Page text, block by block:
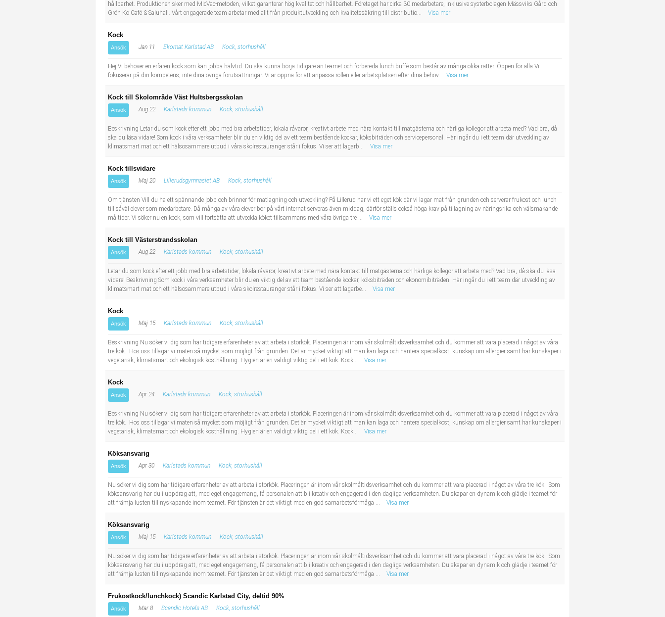
hållbarhet. Produktionen sker med MicVac-metoden, vilket garanterar hög kvalitet och hållbarhet. Företaget har cirka 30 medarbetare, inklusive systerbolagen Mässviks Gård och
Grön Ko Café & Saluhall. Vårt engagerade team arbetar med allt från produktutveckling och kvalitetssäkring till distributio...
Visa mer
Kock
Ansök Jan 11 Ekomat Karlstad AB Kock, storhushåll
Hej Vi behöver en erfaren kock som kan jobba halvtid. Du ska kunna börja tidigare än teamet och förbereda lunch buffé som består av många olika rätter. Öppen för alla Vi
fokuserar på din kompetens, inte dina övriga förutsättningar. Vi är öppna för att anpassa rollen eller arbetsplatsen efter dina behov.
Visa mer
Kock till Skolområde Väst Hultsbergsskolan
Ansök Aug 22 Karlstads kommun Kock, storhushåll
Beskrivning Letar du som kock efter ett jobb med bra arbetstider, lokala råvaror, kreativt arbete med nära kontakt till matgästerna och härliga kollegor att arbeta med? Vad bra, då
ska du läsa vidare! Som kock i våra verksamheter blir du en viktig del av ett team bestående kockar, köksbiträden och servicepersonal. Här ingår du i ett team där utveckling av
klimatsmart mat och ett hälsosammare utbud i våra skolrestauranger står i fokus. Vi ser att lagarb...
Visa mer
Kock tillsvidare
Ansök Maj 20 Lillerudsgymnasiet AB Kock, storhushåll
Om tjänsten Vill du ha ett spännande jobb och brinner för matlagning och utveckling? På Lillerud har vi ett eget kök där vi lagar mat från grunden och serverar frukost och lunch
till såväl elever som medarbetare. Då många av våra elever bor på vårt internat serveras även middag, därför ställs också höga krav på tillagning av näringsrika och välsmakande
måltider. Vi söker nu en kock, som vill fortsätta att utveckla köket tillsammans med våra övriga tre ...
Visa mer
Kock till Västerstrandsskolan
Ansök Aug 22 Karlstads kommun Kock, storhushåll
Letar du som kock efter ett jobb med bra arbetstider, lokala råvaror, kreativt arbete med nära kontakt till matgästerna och härliga kollegor att arbeta med? Vad bra, då ska du läsa
vidare! Beskrivning Som kock i våra verksamheter blir du en viktig del av ett team bestående kockar, köksbiträden och ekonomibiträden. Här ingår du i ett team där utveckling av
klimatsmart mat och ett hälsosammare utbud i våra skolrestauranger står i fokus. Vi ser att lagarbe...
Visa mer
Kock
Ansök Maj 15 Karlstads kommun Kock, storhushåll
Beskrivning Nu söker vi dig som har tidigare erfarenheter av att arbeta i storkök. Placeringen är inom vår skolmåltidsverksamhet och du kommer att vara placerad i något av våra
tre kök. Hos oss tillagar vi maten så mycket som möjligt från grunden. Det är mycket viktigt att man kan laga och hantera specialkost, kunskap om allergier samt har kunskaper i
vegetarisk, klimatsmart och ekologisk kosthållning. Hygien är en väldigt viktig del i ett kök. Kock...
Visa mer
Kock
Ansök Apr 24 Karlstads kommun Kock, storhushåll
Beskrivning Nu söker vi dig som har tidigare erfarenheter av att arbeta i storkök. Placeringen är inom vår skolmåltidsverksamhet och du kommer att vara placerad i något av våra
tre kök. Hos oss tillagar vi maten så mycket som möjligt från grunden. Det är mycket viktigt att man kan laga och hantera specialkost, kunskap om allergier samt har kunskaper i
vegetarisk, klimatsmart och ekologisk kosthållning. Hygien är en väldigt viktig del i ett kök. Kock...
Visa mer
Köksansvarig
Ansök Apr 30 Karlstads kommun Kock, storhushåll
Nu söker vi dig som har tidigare erfarenheter av att arbeta i storkök. Placeringen är inom vår skolmåltidsverksamhet och du kommer att vara placerad i något av våra tre kök. Som
köksansvarig har du i uppdrag att, med eget engagemang, få personalen att bli kreativ och engagerad i den dagliga verksamheten. Du skapar en dynamik och glädje i teamet för
att främja lusten till nyskapande inom teamet. För tjänsten är det viktigt med en god samarbetsförmåga ...
Visa mer
Köksansvarig
Ansök Maj 15 Karlstads kommun Kock, storhushåll
Nu söker vi dig som har tidigare erfarenheter av att arbeta i storkök. Placeringen är inom vår skolmåltidsverksamhet och du kommer att vara placerad i något av våra tre kök. Som
köksansvarig har du i uppdrag att, med eget engagemang, få personalen att bli kreativ och engagerad i den dagliga verksamheten. Du skapar en dynamik och glädje i teamet för
att främja lusten till nyskapande inom teamet. För tjänsten är det viktigt med en god samarbetsförmåga ...
Visa mer
Frukostkock/lunchkock) Scandic Karlstad City, deltid 90%
Ansök Mar 8 Scandic Hotels AB Kock, storhushåll